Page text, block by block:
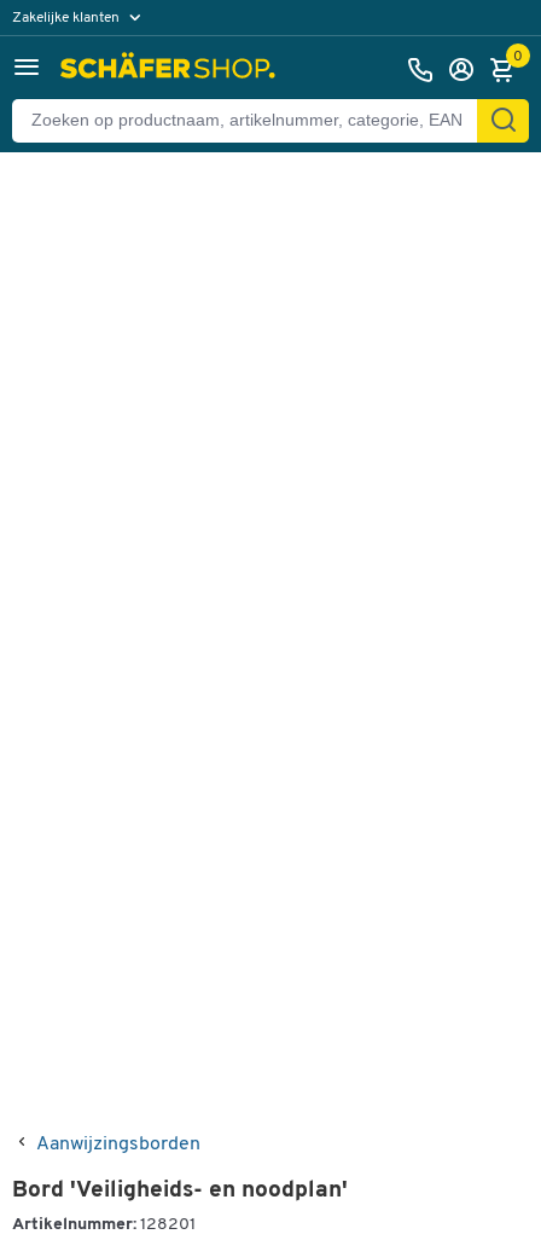
Zakelijke klanten
Particuliere klanten 0
Aanwijzingsborden
Bord 'Veiligheids- en noodplan'
Artikelnummer: 128201
Terug